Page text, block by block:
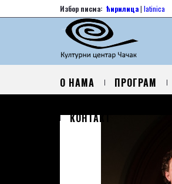
Избор писма: ћирилица| latinica
О НАМА ПРОГРАМ
КОНТАКТ